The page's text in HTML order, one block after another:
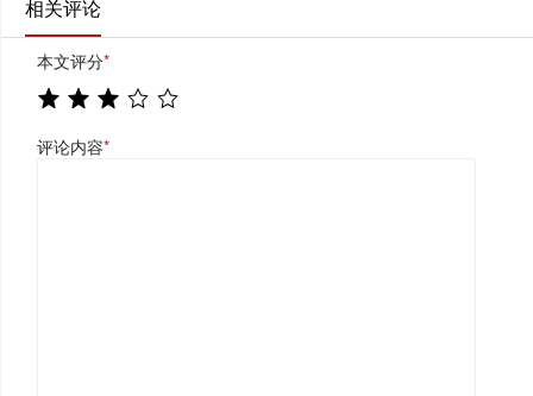
相关评论
本文评分*
评论内容*